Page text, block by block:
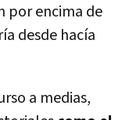
por encima de
desde hacía
a medias,